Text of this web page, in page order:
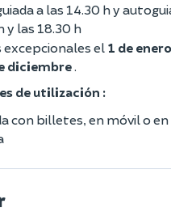
a las 14.30 h y
y las 18.30 h
excepcionales el 1 de
diciembre.
de utilización :
con billetes, en móvil o en